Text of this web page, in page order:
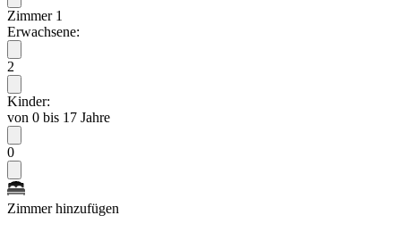
Zimmer 1
Erwachsene:
2
Kinder:
von 0 bis 17 Jahre
0
Zimmer hinzufügen